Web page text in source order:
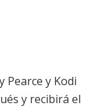
Pearce y Kodi
y recibirá el